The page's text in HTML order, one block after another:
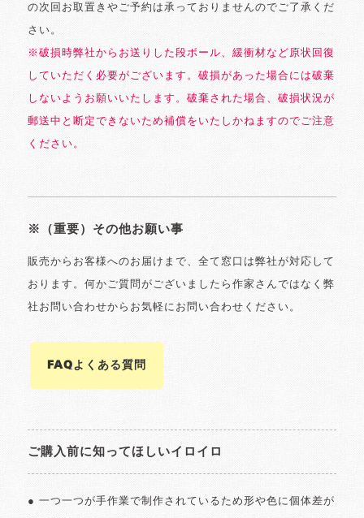
の次回お取置きやご予約は承っておりませんのでご了承くだ
さい。
※破損時弊社からお送りした段ボール、緩衝材など原状回復
していただく必要がございます。破損があった場合には破棄
しないようお願いいたします。破棄された場合、破損状況が
郵送中と断定できないため補償をいたしかねますのでご注意
ください。
※（重要）その他お願い事
販売からお客様へのお届けまで、全て窓口は弊社が対応して
おります。何かご質問がございましたら作家さんではなく弊
社お問い合わせからお気軽にお問い合わせください。
FAQよくある質問
ご購入前に知ってほしいイロイロ
● 一つ一つが手作業で制作されているため形や色に個体差が